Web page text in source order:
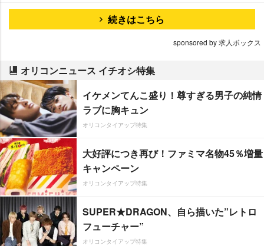
続きはこちら
sponsored by 求人ボックス
オリコンニュース イチオシ特集
イケメンてんこ盛り！尊すぎる男子の純情
ラブに胸キュン
オリコンタイアップ特集
大好評につき再び！ファミマ名物45％増量
キャンペーン
オリコンタイアップ特集
SUPER★DRAGON、自ら描いた”レトロ
フューチャー”
オリコンタイアップ特集